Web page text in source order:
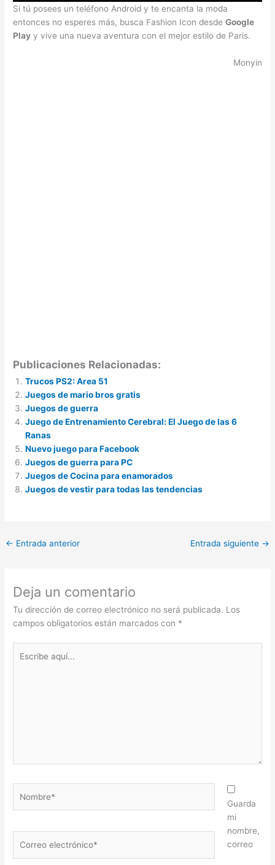
Si tú posees un teléfono Android y te encanta la moda
entonces no esperes más, busca Fashion Icon desdeGoogle
Play y vive una nueva aventura con el mejor estilo de Paris.
Monyin
Publicaciones Relacionadas:
Trucos PS2: Area 51
Juegos de mario bros gratis
Juegos de guerra
Juego de Entrenamiento Cerebral: El Juego de las 6
Ranas
Nuevo juego para Facebook
Juegos de guerra para PC
Juegos de Cocina para enamorados
Juegos de vestir para todas las tendencias
← Entrada anterior Entrada siguiente →
Deja un comentario
Tu dirección de correo electrónico no será publicada. Los
campos obligatorios están marcados con *
aquí...
electrónico*
Guarda
mi
nombre,
correo